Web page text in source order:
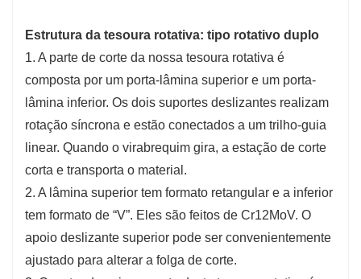
Estrutura da tesoura rotativa: tipo rotativo duplo
1. A parte de corte da nossa tesoura rotativa é
composta por um porta-lâmina superior e um porta-
lâmina inferior. Os dois suportes deslizantes realizam
rotação síncrona e estão conectados a um trilho-guia
linear. Quando o virabrequim gira, a estação de corte
corta e transporta o material.
2. A lâmina superior tem formato retangular e a inferior
tem formato de “V”. Eles são feitos de Cr12MoV. O
apoio deslizante superior pode ser convenientemente
ajustado para alterar a folga de corte.